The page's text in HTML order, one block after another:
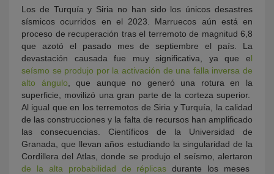
Los de Turquía y Siria no han sido los únicos desastres
sísmicos ocurridos en el 2023. Marruecos aún está en
proceso de recuperación tras el terremoto de magnitud 6,8
que azotó el pasado mes de septiembre el país. La
devastación causada fue muy significativa, ya que el
seísmo se produjo por la activación de una falla inversa de
alto ángulo , que aunque no generó una rotura en la
superficie, movilizó una gran parte de la corteza superior.
Al igual que en los terremotos de Siria y Turquía, la calidad
de las construcciones y la falta de recursos han amplificado
las consecuencias. Científicos de la Universidad de
Granada, que llevan años estudiando la singularidad de la
Cordillera del Atlas, donde se produjo el seísmo, alertaron
de la alta probabilidad de réplicas durante los meses